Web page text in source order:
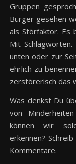
Gruppen
Bürger gesehen
als Störfaktor. Es
Mit
unten oder zur
ehrlich zu
zerstörerisch das
Was denkst Du
von
können wir
erkennen?
Kommentare.